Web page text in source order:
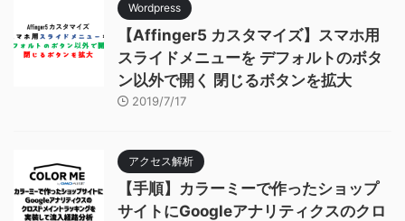
Wordpress
【Affinger5 カスタマイズ】スマホ用
スライドメニューを デフォルトのボタ
ン以外で開く 閉じるボタンを拡大
2019/7/17
アクセス解析
【手順】カラーミーで作ったショップ
サイトにGoogleアナリティクスのクロ